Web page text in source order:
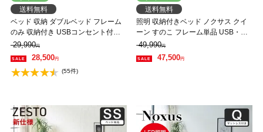
送料無料
ベッド 収納 ダブルベッド フレーム
のみ 収納付き USBコンセント付き
zesto ゼスト ダブル すのこベッド 引
き出し付きベッド zesto 木製ベッド
【AR】【z有料組立】
29,990円
28,500円
(55件)
送料無料
照明 収納付きベッド ノクサス クイ
ーン すのこ フレーム単品 USB・コ
ンセント フレーム 照明 照明付き
【大型家具配送】
49,990円
47,500円